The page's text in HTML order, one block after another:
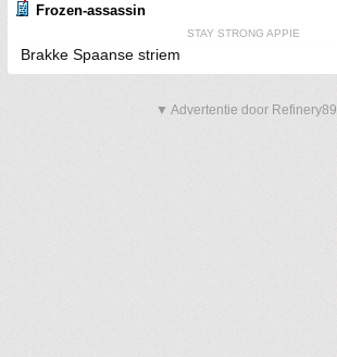
Frozen-assassin
STAY STRONG APPIE
Brakke Spaanse striem
▼ Advertentie door Refinery89